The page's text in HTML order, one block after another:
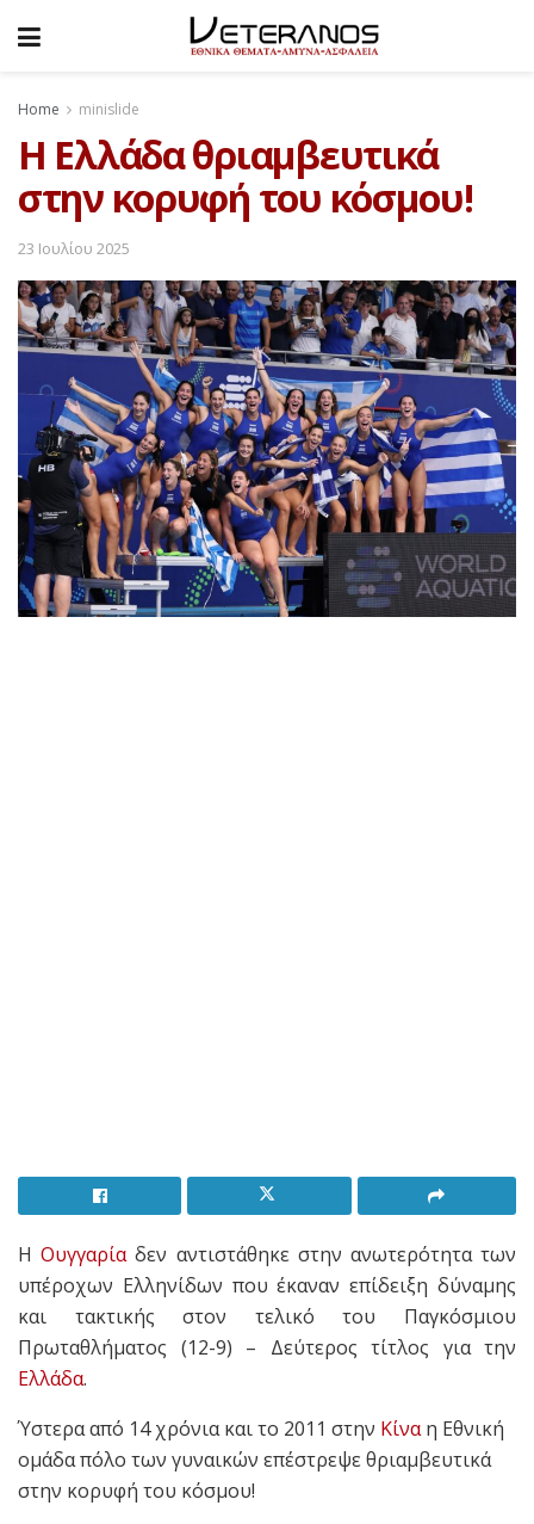
Home minislide
Η Ελλάδα θριαμβευτικά
στην κορυφή του κόσμου!
23 Ιουλίου 2025
ΗΟυγγαρίαδεν αντιστάθηκε στην ανωτερότητα των
υπέροχων Ελληνίδων που έκαναν επίδειξη δύναμης
και τακτικής στον τελικό του Παγκόσμιου
Πρωταθλήματος (12-9) – Δεύτερος τίτλος για την
Ελλάδα.
Ύστερα από 14 χρόνια και το 2011 στην Κίναη Εθνική
ομάδα πόλο των γυναικών επέστρεψε θριαμβευτικά
στην κορυφή του κόσμου!